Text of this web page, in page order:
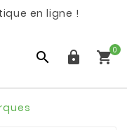
en ligne !
  0